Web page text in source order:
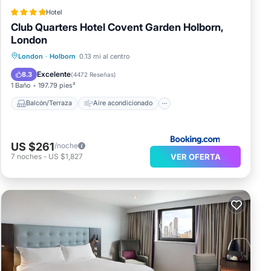
Hotel
Club Quarters Hotel Covent Garden Holborn,
London
London · Holborn 0.13 mi al centro
8.3 Excelente(4472 Reseñas)
1 Baño 197.79 pies²
Balcón/Terraza Aire acondicionado
Balcón/Terraza
Aire acondicionado
Internet
Se admiten mascotas
US $261/noche
7 noches - US $1,827 VER OFERTA